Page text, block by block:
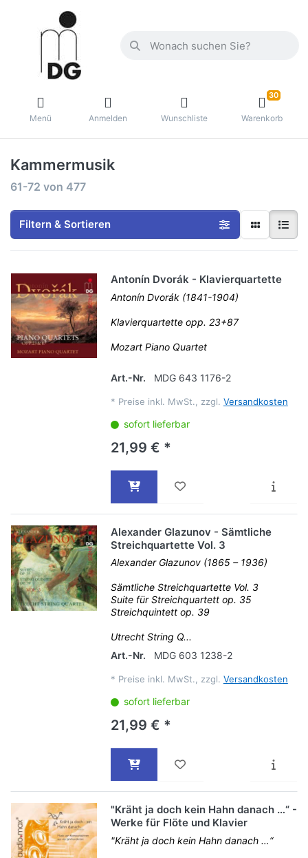
Menü Anmelden Wunschliste
30
Warenkorb
Kammermusik
61-72 von 477
Filtern & Sortieren
Antonín Dvorák - Klavierquartette
Antonín Dvorák (1841-1904)
Klavierquartette opp. 23+87
Mozart Piano Quartet
Art.-Nr. MDG 643 1176-2
* Preise inkl. MwSt., zzgl. Versandkosten
sofort lieferbar
21,99 € *
Alexander Glazunov - Sämtliche
Streichquartette Vol. 3
Alexander Glazunov (1865 – 1936)
Sämtliche Streichquartette Vol. 3
Suite für Streichquartett op. 35
Streichquintett op. 39
Utrecht String Q...
Art.-Nr.
MDG 603 1238-2
* Preise inkl. MwSt., zzgl. Versandkosten
sofort lieferbar
21,99 € *
"Kräht ja doch kein Hahn danach …“ -
Werke für Flöte und Klavier
"Kräht ja doch kein Hahn danach …“